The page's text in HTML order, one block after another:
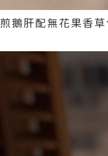
鵝肝配無花果香草